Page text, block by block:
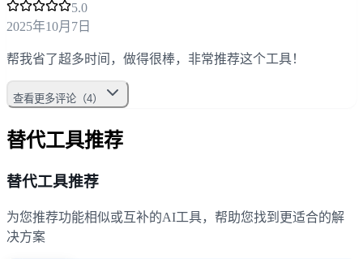
5.0
2025年10月7日
帮我省了超多时间，做得很棒，非常推荐这个工具！
查看更多评论（4）
替代工具推荐
替代工具推荐
为您推荐功能相似或互补的AI工具，帮助您找到更适合的解
决方案